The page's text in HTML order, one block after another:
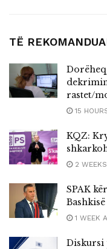
TË
rastet/
15
KQZ:
2
SPAK
1 WEEK
Diskursi